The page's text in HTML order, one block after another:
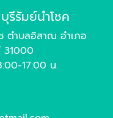
รีรัมย์นำโชค
ตำบลอิสาณ อำเภอ
31000
17:00 น.